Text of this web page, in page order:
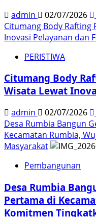
admin 02/07/2026
Citumang Body Rafting
Inovasi Pelayanan dan
PERISTIWA
Citumang Body
Wisata Lewat
admin 02/07/2026
Desa Rumbia Bangun
Kecamatan Rumbia,
Masyarakat
Pembangunan
Desa Rumbia
Pertama di
Komitmen